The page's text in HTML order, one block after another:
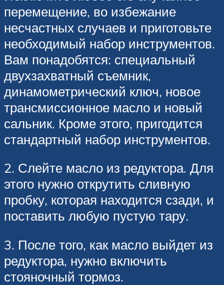
перемещение, во избежание
несчастных случаев и приготовьте
необходимый набор инструментов.
Вам понадобятся: специальный
двухзахватный съемник,
динамометрический ключ, новое
трансмиссионное масло и новый
сальник. Кроме этого, пригодится
стандартный набор инструментов.
2. Слейте масло из редуктора. Для
этого нужно открутить сливную
пробку, которая находится сзади, и
поставить любую пустую тару.
3. После того, как масло выйдет из
редуктора, нужно включить
стояночный тормоз.